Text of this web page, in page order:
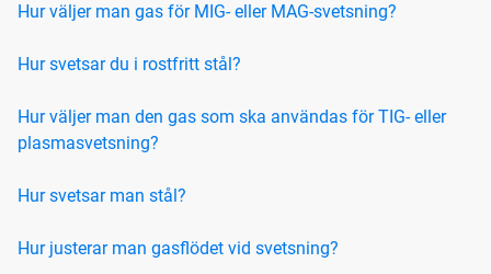
Hur väljer man gas för MIG- eller MAG-svetsning?
Hur svetsar du i rostfritt stål?
Hur väljer man den gas som ska användas för TIG- eller
plasmasvetsning?
Hur svetsar man stål?
Hur justerar man gasflödet vid svetsning?